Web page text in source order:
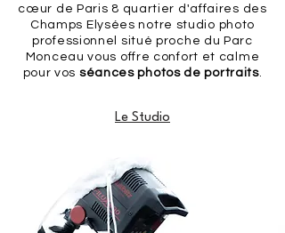
cœur de Paris 8 quartier d'affaires des
Champs Elysées notre studio photo
professionnel situé proche du Parc
Monceau vous offre confort et calme
pour vos séances photos de portraits.
Le Studio